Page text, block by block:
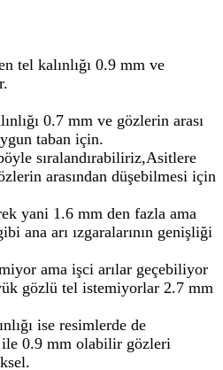
tel kalınlığı 0.9 mm ve
0.7 mm ve gözlerin arası
taban için.
sıralandırabiliriz,Asitlere
arasından düşebilmesi için
yani 1.6 mm den fazla ama
ana arı ızgaralarının genişliği
ama işci arılar geçebiliyor
gözlü tel istemiyorlar 2.7 mm
ise resimlerde de
0.9 mm olabilir gözleri